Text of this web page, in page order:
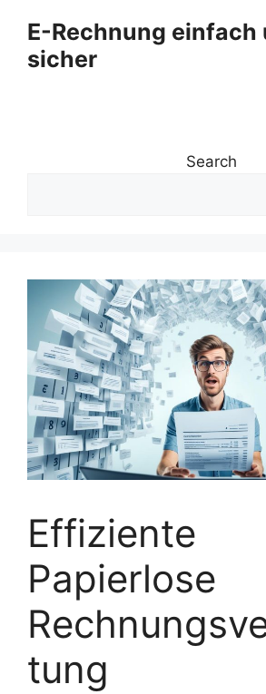
Inhalt
springen
E-Rechnung einfach
sicher
Search
Effiziente
Papierlose
tung